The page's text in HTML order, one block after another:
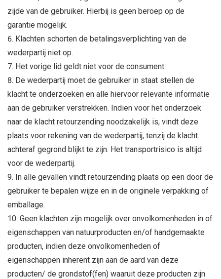
zijde van de gebruiker. Hierbij is geen beroep op de
garantie mogelijk.
Klachten schorten de betalingsverplichting van de
wederpartij niet op.
Het vorige lid geldt niet voor de consument.
De wederpartij moet de gebruiker in staat stellen de
klacht te onderzoeken en alle hiervoor relevante informatie
aan de gebruiker verstrekken. Indien voor het onderzoek
naar de klacht retourzending noodzakelijk is, vindt deze
plaats voor rekening van de wederpartij, tenzij de klacht
achteraf gegrond blijkt te zijn. Het transportrisico is altijd
voor de wederpartij.
In alle gevallen vindt retourzending plaats op een door de
gebruiker te bepalen wijze en in de originele verpakking of
emballage.
Geen klachten zijn mogelijk over onvolkomenheden in of
eigenschappen van natuurproducten en/of handgemaakte
producten, indien deze onvolkomenheden of
eigenschappen inherent zijn aan de aard van deze
producten/ de grondstof(fen) waaruit deze producten zijn